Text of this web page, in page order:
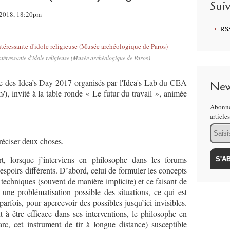
18:20pm
d'idole religieuse (Musée archéologique de Paros)
Idea’s Day 2017 organisés par l'Idea's Lab du CEA
), invité à la table ronde « Le futur du travail », animée
deux choses.
lorsque j’interviens en philosophe dans les forums
différents. D’abord, celui de formuler les concepts
(souvent de manière implicite) et ce faisant de
problématisation possible des situations, ce qui est
pour apercevoir des possibles jusqu’ici invisibles.
à être efficace dans ses interventions, le philosophe en
cet instrument de tir à longue distance) susceptible
Email